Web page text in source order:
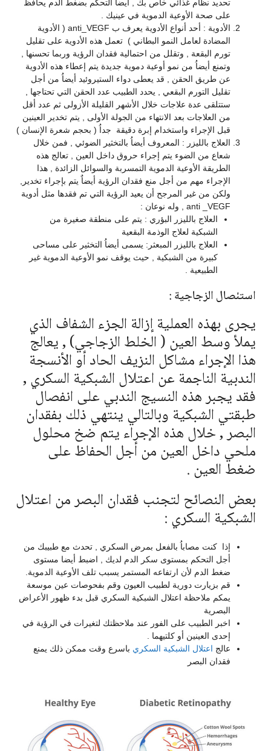
تحديد نظام غذائي خاص بك , أيضاُ التحكم بضغط الدم يحافظ
على صحة الأوعية الدموية في عينيك .
الأدوية : أحد أنواع الأدوية يعرف ب anti_VEGF ( الأدوية
المضادة لعامل النمو البطاني ) تعمل هذه الأدوية على تقليل
تورم البقعة , وتقلل من احتمالية فقدان الرؤية وربما تحسنها ,
وتمنع أيضاُ من نمو أوعية دموية جديدة يتم إعطاء هذه الأدوية
عن طريق الحقن , قد يعطى دواء الستيروئيد أيضاُ من أجل
تقليل التورم البقعي , يحدد الطبيب عدد الحقن التي تحتاجها ,
ستتلقى عدة علاجات خلال الأشهر القليلة الأزولى ثم عدد أقل
من العلاجات بعد الانتهاء من الجولة الأولى , يتم تخدير العينين
قبل الإجراء واستخدام إبرة دقيقة جداُ ( بحجم شعرة الإنسان )
العلاج بالليزر : المعروف أيضاُ بالتخثير الضوئي , فمن خلال
شعاع من الضوء يتم إجراء حروق داخل العين , تعالج هذه
الطريقة الأوعية الدموية التمسربة والسوائل الزائدة , هذا
الإجراء مهم من أجل منع فقدان الرؤية أيضاٌ يتم بإجراء تخدير,
ولكن من غير المرجح أن يعيد الرؤية التي تم فقدها مثل أدوية
anti _VEGF , وله نوعان :
العلاج بالليزر البؤري : يتم على منطقة صغيرة من
الشبكية لعلاج الوذمة البقعية
العلاج بالليزر المبعثر: يسمى أيضاُ التخثير على مساحى
كبيرة من الشبكية , حيث يوقف نمو الأوعية الدموية غير
الطبيعية .
استئصال الزجاجية :
يجرى بهذه العملية إزالة الجزء الشفاف الذي
يملأ وسط العين ( الخلط الزجاجي) , يعالج
هذا الإجراء مشاكل النزيف الحاد أو الأنسجة
الندبية الناجمة عن اعتلال الشبكية السكري ,
فقد يجبر هذه النسيج الندبي على انفصال
طبقتي الشبكية وبالتالي ينتهي ذلك بفقدان
البصر , خلال هذه الإجراء يتم ضخ محلول
ملحي داخل العين من أجل الحفاظ على
ضغط العين .
بعض النصائح لتجنب فقدان البصر من اعتلال
الشبكية السكري :
إذا كنت مصاباُ بالفعل بمرض السكري , تحدث مع طبيبك من
أجل التحكم بمستوى سكر الدم لديك , اضبط أيضا مستوى
ضغط الدم لأن ارتفاعه المستمر يسبب تلف الأوعية الدموية.
قم بزيارت دورية لطبيب العيون وقم بفحوصات عين موسعة
يمكم ملاحظة اعتلال الشبكية السكري قبل بدء ظهور الأعراض
البصرية
اخبر الطبيب على الفور عند ملاحظتك لتغيرات في الرؤية في
إحدى العينين أو كلتيهما .
عالج اعتلال الشبكية السكري باسرع وقت ممكن ذلك يمنع
فقدان البصر